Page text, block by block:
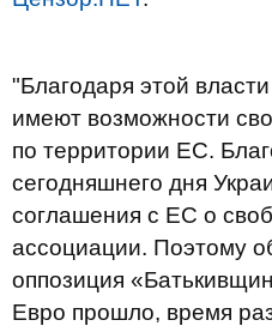
"Благодаря этой
имеют возможности
по территории ЕС.
сегодняшнего дня
соглашения с ЕС о
ассоциации. Поэтому
оппозиция
Евро прошло, время